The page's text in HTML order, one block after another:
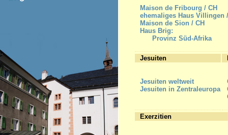
Maison de Fribourg / CH
ehemaliges Haus Villingen
Maison de Sion / CH
Haus Brig:
Provinz Süd-Afrika
Jesuiten
Jesuiten weltweit
Jesuiten in Zentraleuropa
Exerzitien